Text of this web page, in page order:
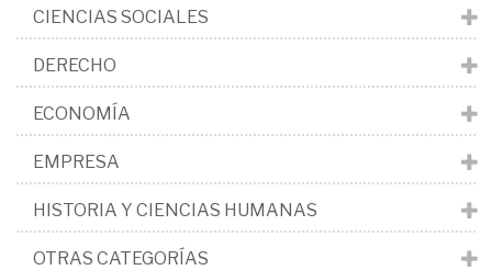
CIENCIAS SOCIALES
DERECHO
ECONOMÍA
EMPRESA
HISTORIA Y CIENCIAS HUMANAS
OTRAS CATEGORÍAS